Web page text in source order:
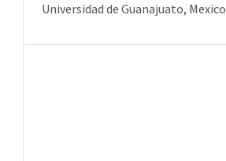
Universidad de Guanajuato, Mexico